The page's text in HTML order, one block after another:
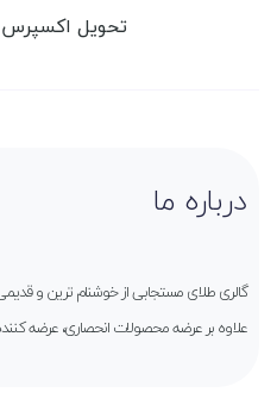
تحویل اکسپرس
درباره ما
گالری طلای مستجابی از خوشنام ترین و
علاوه بر عرضه محصولات انحصاری، عرضه